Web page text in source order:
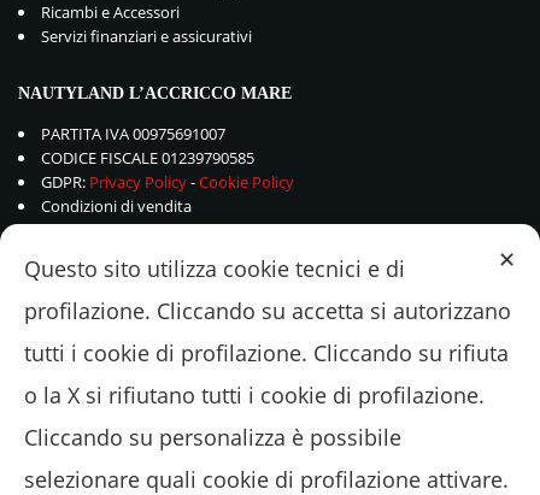
Ricambi e Accessori
Servizi finanziari e assicurativi
NAUTYLAND L’ACCRICCO MARE
PARTITA IVA 00975691007
CODICE FISCALE 01239790585
GDPR: Privacy Policy-Cookie Policy
Condizioni di vendita
✕
Questo sito utilizza cookie tecnici e di
profilazione. Cliccando su accetta si autorizzano
tutti i cookie di profilazione. Cliccando su rifiuta
o la X si rifiutano tutti i cookie di profilazione.
Cliccando su personalizza è possibile
selezionare quali cookie di profilazione attivare.